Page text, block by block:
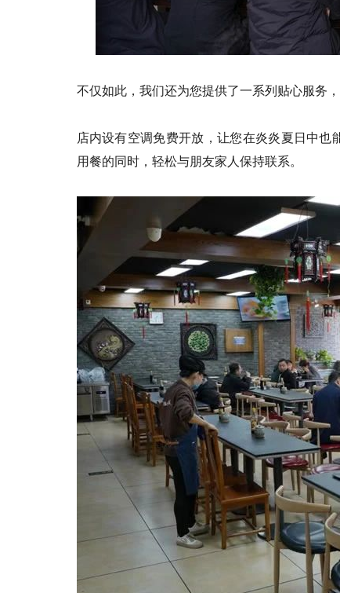
不仅如此，我们还为您提供了一系列贴心服务
店内设有空调免费开放，让您在炎炎夏日中
用餐的同时，轻松与朋友家人保持联系。